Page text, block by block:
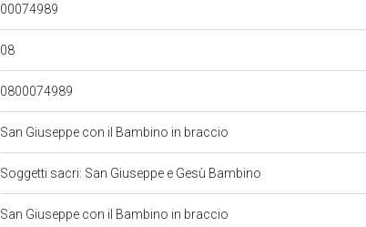
00074989
08
0800074989
San Giuseppe con il Bambino in braccio
Soggetti sacri: San Giuseppe e Gesù Bambino
San Giuseppe con il Bambino in braccio